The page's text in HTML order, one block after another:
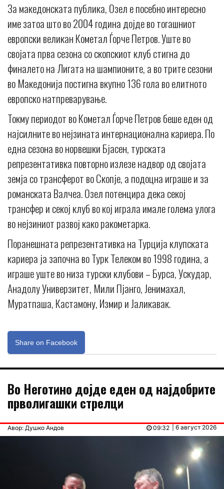
За македонската публика, Озел е посебно интересно
име затоа што во 2004 година дојде во тогашниот
европски великан Кометал Ѓорче Петров. Уште во
својата прва сезона со скопскиот клуб стигна до
финалето на Лигата на шампионите, а во трите сезони
во Македонија постигна вкупно 136 гола во елитното
европско натпреварување.
Токму периодот во Кометал Ѓорче Петров беше еден од
најсилните во нејзината интернационална кариера. По
една сезона во норвешки Бјасен, турската
репрезентативка повторно излезе надвор од својата
земја со трансферот во Скопје, а подоцна играше и за
романската Валчеа. Озел потенцира дека секој
трансфер и секој клуб во кој играла имале голема улога
во нејзиниот развој како ракометарка.
Поранешната репрезентативка на Турција клупската
кариера ја започна во Турк Телеком во 1998 година, а
играше уште во низа турски клубови – Бурса, Ускудар,
Анадолу Универзитет, Мили Пјанго, Јенимахал,
Муратпаша, Кастамону, Измир и Јаликавак.
Share on Facebook
Во Неготино дојде еден од најдобрите
прволигашки стрелци
Авор: Душко Андов | 6 август 2026
09:32